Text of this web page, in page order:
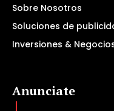
Sobre Nosotros
Soluciones de
Inversiones &
Anunciate